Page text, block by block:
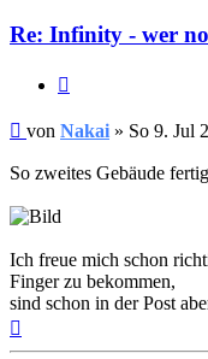
Re: Infinity - wer
Beitrag
von Nakai » So 9. Jul
So zweites Gebäude
Ich freue mich schon
Finger zu bekommen,
sind schon in der Post